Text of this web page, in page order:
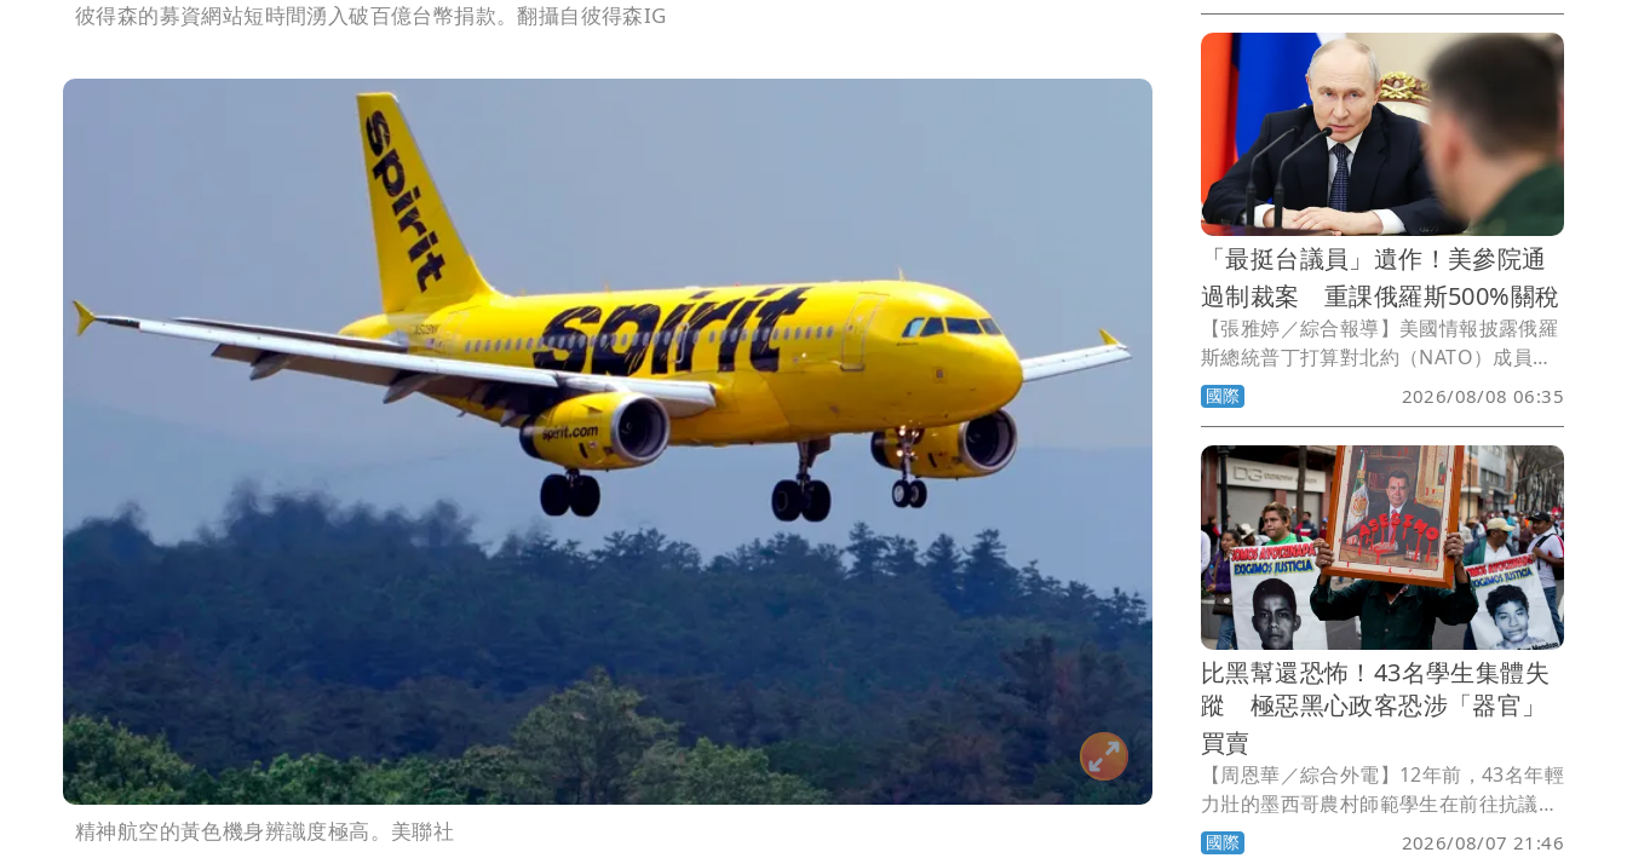
彼得森的募資網站短時間湧入破百億台幣捐款。翻攝自彼得森IG
精神航空的黃色機身辨識度極高。美聯社
「最挺台議員」遺作！美參院通
過制裁案 重課俄羅斯500%關稅
【張雅婷／綜合報導】美國情報披露俄羅
斯總統普丁打算對北約（NATO）成員國
發動攻擊，震驚歐洲，美國總統川普正醞
釀對俄羅斯實施嚴厲制裁，課徵高達
500%的關稅，如今法案已經在聯邦參議
院表決通過。
國際 2026/08/08 06:35
比黑幫還恐怖！43名學生集體失
蹤 極惡黑心政客恐涉「器官」
買賣
【周恩華／綜合外電】12年前，43名年輕
力壯的墨西哥農村師範學生在前往抗議政
府貪腐無能的途中，遭到警察攔下，警方
國際 2026/08/07 21:46